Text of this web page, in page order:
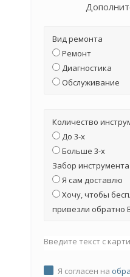
Вид ремонта
Ремонт
Диагностика
Обслуживание
Количество
До 3-х
Больше 3-х
Забор инструмента
Я сам доставлю
Хочу, чтобы
привезли обратно
Введите текст с
Я согласен на